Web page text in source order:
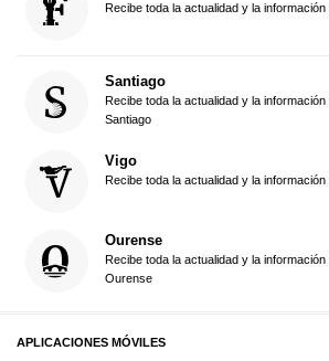
Recibe toda la actualidad y la
Santiago
Recibe toda la actualidad y la
Santiago
Vigo
Recibe toda la actualidad y la
Ourense
Recibe toda la actualidad y la
Ourense
APLICACIONES MÓVILES